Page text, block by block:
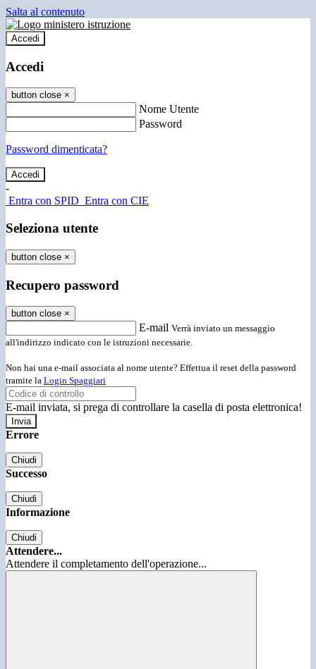
Salta al contenuto
Accedi
Accedi
button close ×
Nome Utente
Password
Password dimenticata?
-
Entra con SPID Entra con CIE
Seleziona utente
button close ×
Recupero password
button close ×
E-mail Verrà inviato un messaggio
all'indirizzo indicato con le istruzioni necessarie.
Non hai una e-mail associata al nome utente? Effettua il reset della password
tramite la Login Spaggiari
E-mail inviata, si prega di controllare la casella di posta elettronica!
Errore
Chiudi
Successo
Chiudi
Informazione
Chiudi
Attendere...
Attendere il completamento dell'operazione...